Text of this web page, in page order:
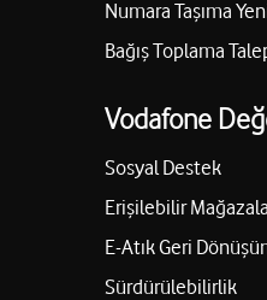
Numara Taşıma
Bağış Toplama
Vodafone
Sosyal Destek
Erişilebilir
E-Atık Geri
Sürdürülebilirlik